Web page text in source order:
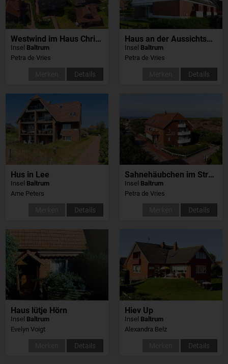
Westwind im Haus Christa
Insel Baltrum
Petra de Vries
Details
Haus an der Aussichtsdüne
Insel Baltrum
Petra de Vries
Details
Hus in Lee
Insel Baltrum
Arne Peters
Details
Sahnehäubchen im Strandschlösschen
Insel Baltrum
Petra de Vries
Details
Haus lütje Hörn
Insel Baltrum
Evelyn Voigt
Details
Hiev Up
Insel Baltrum
Alexandra Belz
Details